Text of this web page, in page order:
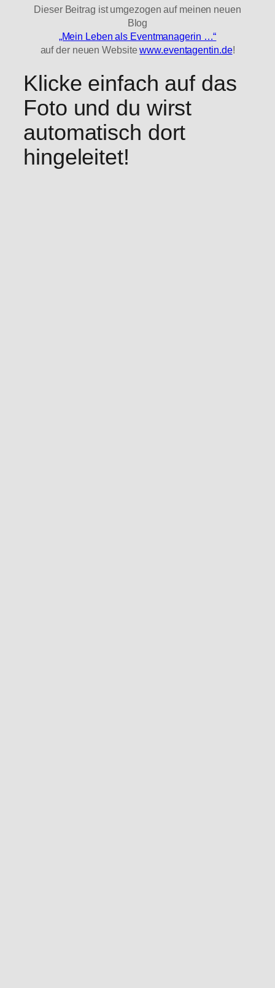
Dieser Beitrag ist umgezogen auf meinen neuen
Blog
„Mein Leben als Eventmanagerin …“
auf der neuen Websitewww.eventagentin.de!
Klicke einfach auf das
Foto und du wirst
automatisch dort
hingeleitet!